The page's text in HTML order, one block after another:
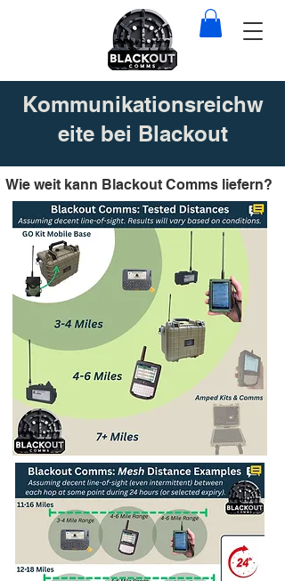
Kommunikationsreichw
eite bei Blackout
Wie weit kann Blackout Comms liefern?